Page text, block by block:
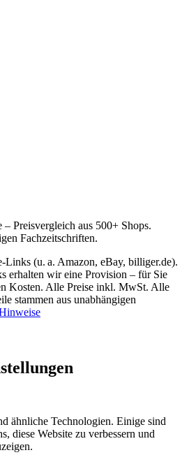
– Preisvergleich aus 500+ Shops.
Fachzeitschriften.
Links (u. a. Amazon, eBay, billiger.de).
erhalten wir eine Provision – für Sie
Kosten. Alle Preise inkl. MwSt. Alle
stammen aus unabhängigen
ähnliche Technologien. Einige sind
diese Website zu verbessern und